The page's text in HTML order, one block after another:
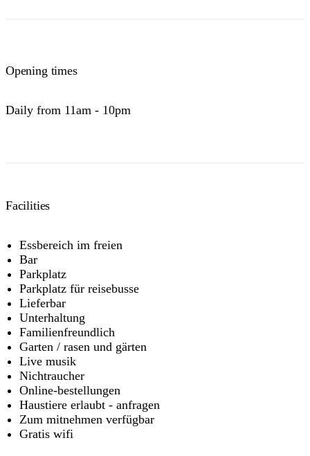
Opening times
Daily from 11am - 10pm
Facilities
Essbereich im freien
Bar
Parkplatz
Parkplatz für reisebusse
Lieferbar
Unterhaltung
Familienfreundlich
Garten / rasen und gärten
Live musik
Nichtraucher
Online-bestellungen
Haustiere erlaubt - anfragen
Zum mitnehmen verfügbar
Gratis wifi